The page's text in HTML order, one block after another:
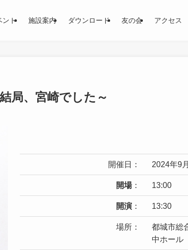
ント 施設案内 ダウンロード 友の会 アクセス
局、宮崎でした～
開催日： 2024年9
開場： 13:00
開演 ： 13:30
場所：
都城市総
中ホール